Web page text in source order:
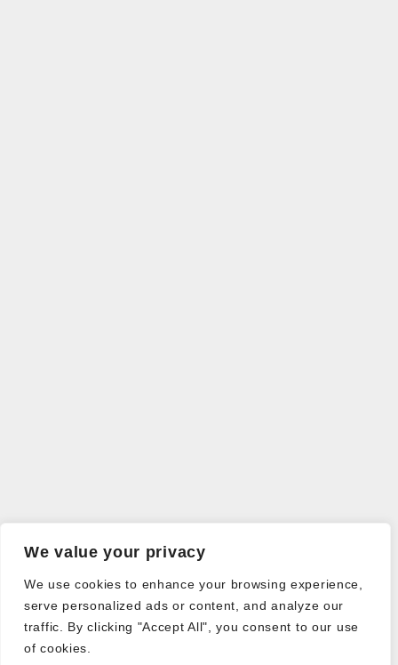
We value your privacy
We use cookies to enhance your browsing experience,
serve personalized ads or content, and analyze our
traffic. By clicking "Accept All", you consent to our use
of cookies.